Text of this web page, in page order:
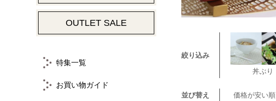
OUTLET SALE
特集一覧
お買い物ガイド
絞り込み
丼ぶり
並び替え 価格が安い順